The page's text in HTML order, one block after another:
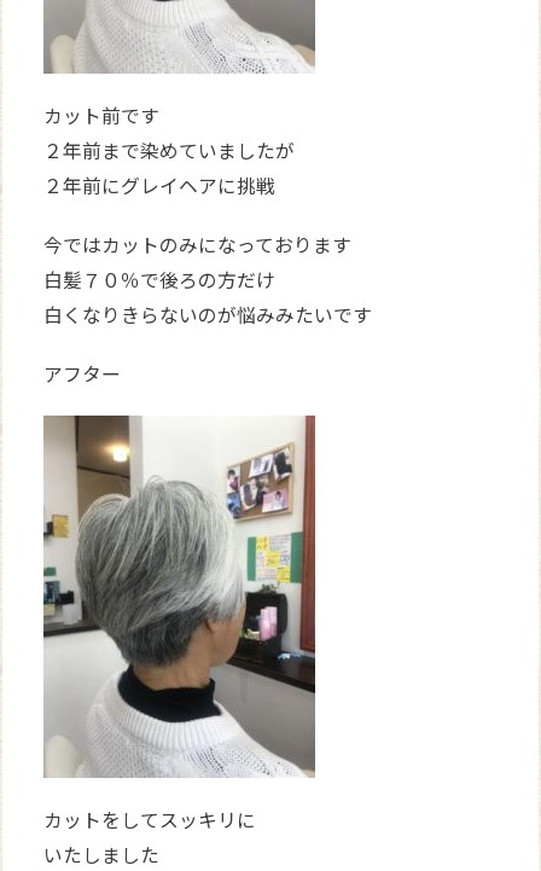
カット前です
２年前まで染めていましたが
２年前にグレイヘアに挑戦
今ではカットのみになっております
白髪７０％で後ろの方だけ
白くなりきらないのが悩みみたいです
アフター
カットをしてスッキリに
いたしました